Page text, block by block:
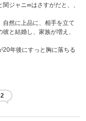
ジャニ∞はさすがだと、、
自然に上品に、相手を立て
と結婚し、家族が増え、
20年後にすっと胸に落ちる